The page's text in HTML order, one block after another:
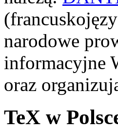
narodowe
informacyjne
oraz
TeX w